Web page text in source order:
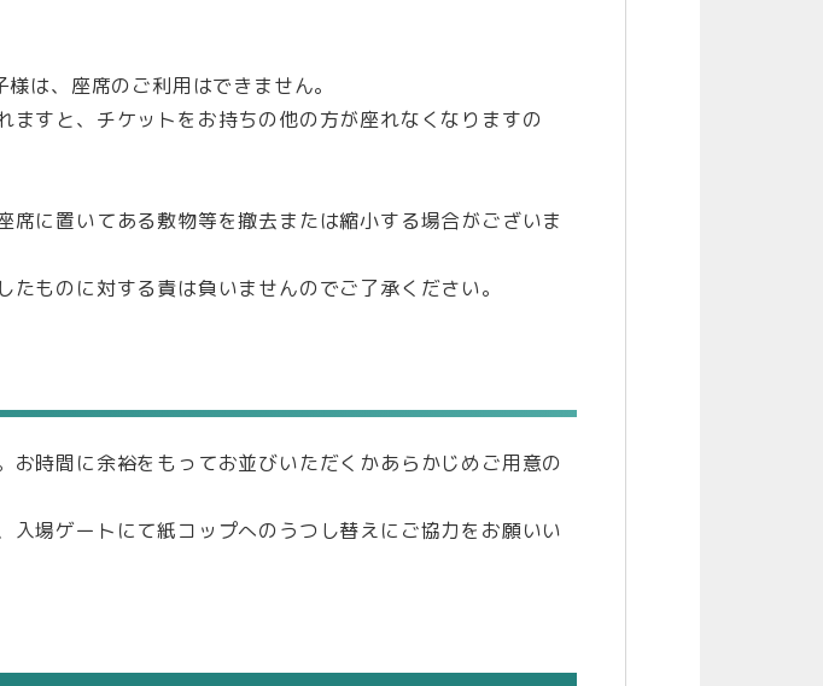
は、座席のご利用はできません。
すと、チケットをお持ちの他の方が座れなくなりますの
に置いてある敷物等を撤去または縮小する場合がございま
ものに対する責は負いませんのでご了承ください。
時間に余裕をもってお並びいただくかあらかじめご用意の
場ゲートにて紙コップへのうつし替えにご協力をお願いい